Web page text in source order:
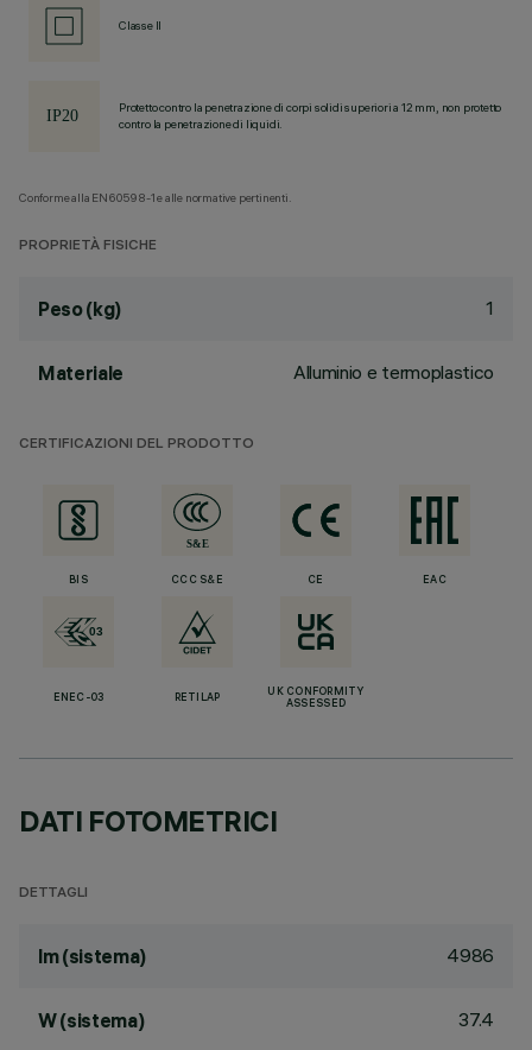
Classe II
Protetto contro la penetrazione di corpi solidi superiori a 12 mm, non protetto
contro la penetrazione di liquidi.
Conforme alla EN60598-1 e alle normative pertinenti.
PROPRIETÀ FISICHE
Peso (kg) 1
Materiale Alluminio e termoplastico
CERTIFICAZIONI DEL PRODOTTO
BIS CCC S&E CE EAC
ENEC-03 RETILAP
UK CONFORMITY
ASSESSED
DATI FOTOMETRICI
DETTAGLI
lm (sistema) 4986
W (sistema) 37.4